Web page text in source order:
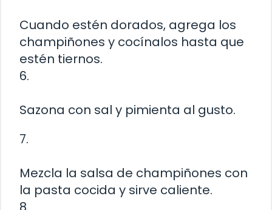
Cuando estén dorados, agrega los
champiñones y cocínalos hasta que
estén tiernos.
6.
Sazona con sal y pimienta al gusto.
7.
Mezcla la salsa de champiñones con
la pasta cocida y sirve caliente.